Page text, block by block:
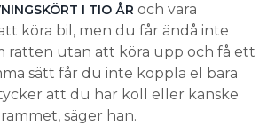
I TIO ÅR och vara
köra bil, men du får ändå inte
ratten utan att köra upp och få ett
sätt får du inte koppla el bara
att du har koll eller kanske
säger han.